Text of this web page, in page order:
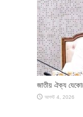
জাতীয় ঐক্য
আগস্ট 4, 2026